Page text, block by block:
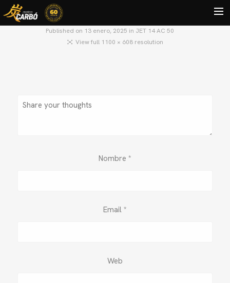
BLOG
Published on 13 enero, 2025 in JET 14 AC 50
View full 1100 × 608 resolution
Nombre *
Email *
Web